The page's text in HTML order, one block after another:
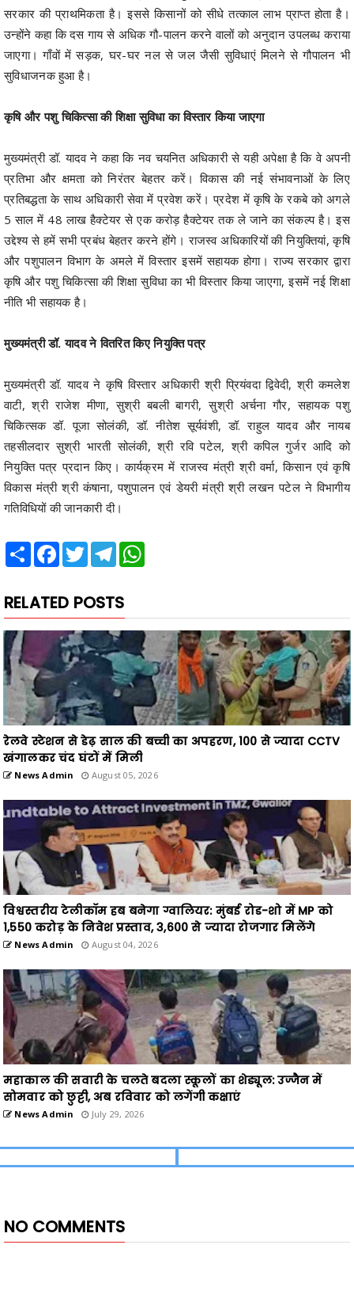
सरकार की प्राथमिकता है। इससे किसानों को सीधे तत्काल लाभ प्राप्त होता है।
उन्होंने कहा कि दस गाय से अधिक गौ-पालन करने वालों को अनुदान उपलब्ध कराया
जाएगा। गाँवों में सड़क, घर-घर नल से जल जैसी सुविधाएं मिलने से गौपालन भी
सुविधाजनक हुआ है।
कृषि और पशु चिकित्सा की शिक्षा सुविधा का विस्तार किया जाएगा
मुख्यमंत्री डॉ. यादव ने कहा कि नव चयनित अधिकारी से यही अपेक्षा है कि वे अपनी
प्रतिभा और क्षमता को निरंतर बेहतर करें। विकास की नई संभावनाओं के लिए
प्रतिबद्धता के साथ अधिकारी सेवा में प्रवेश करें। प्रदेश में कृषि के रकबे को अगले
5 साल में 48 लाख हैक्टेयर से एक करोड़ हैक्टेयर तक ले जाने का संकल्प है। इस
उद्देश्य से हमें सभी प्रबंध बेहतर करने होंगे। राजस्व अधिकारियों की नियुक्तियां, कृषि
और पशुपालन विभाग के अमले में विस्तार इसमें सहायक होगा। राज्य सरकार द्वारा
कृषि और पशु चिकित्सा की शिक्षा सुविधा का भी विस्तार किया जाएगा, इसमें नई शिक्षा
नीति भी सहायक है।
मुख्यमंत्री डॉ. यादव ने वितरित किए नियुक्ति पत्र
मुख्यमंत्री डॉ. यादव ने कृषि विस्तार अधिकारी श्री प्रियंवदा द्विवेदी, श्री कमलेश
वाटी, श्री राजेश मीणा, सुश्री बबली बागरी, सुश्री अर्चना गौर, सहायक पशु
चिकित्सक डॉ. पूजा सोलंकी, डॉ. नीतेश सूर्यवंशी, डॉ. राहुल यादव और नायब
तहसीलदार सुश्री भारती सोलंकी, श्री रवि पटेल, श्री कपिल गुर्जर आदि को
नियुक्ति पत्र प्रदान किए। कार्यक्रम में राजस्व मंत्री श्री वर्मा, किसान एवं कृषि
विकास मंत्री श्री कंषाना, पशुपालन एवं डेयरी मंत्री श्री लखन पटेल ने विभागीय
गतिविधियों की जानकारी दी।
Share Facebook
TwitterTelegram
RELATED POSTS
रेलवे स्टेशन से डेढ़ साल की बच्ची का अपहरण, 100 से ज्यादा CCTV
खंगालकर चंद घंटों में मिली
News Admin August 05, 2026
विश्वस्तरीय टेलीकॉम हब बनेगा ग्वालियर: मुंबई रोड-शो में MP को
1,550 करोड़ के निवेश प्रस्ताव, 3,600 से ज्यादा रोजगार मिलेंगे
News Admin August 04, 2026
महाकाल की सवारी के चलते बदला स्कूलों का शेड्यूल: उज्जैन में
सोमवार को छुट्टी, अब रविवार को लगेंगी कक्षाएं
News Admin July 29, 2026
NO COMMENTS